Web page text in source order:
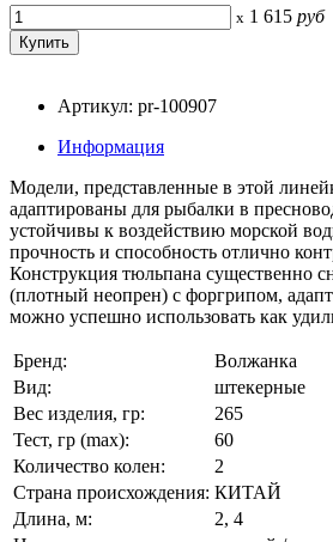
x 1 615 руб
Артикул: pr-100907
Информация
Модели, представленные в этой
адаптированы для рыбалки в
устойчивы к воздействию морской
прочность и способность отлично
Конструкция тюльпана существенно
(плотный неопрен) с форгрипом,
можно успешно использовать как
Бренд:
Волжанка
Вид:
штекерные
Вес изделия, гр:
265
Тест, гр (max):
60
Количество колен:
2
Страна происхождения: КИТАЙ
Длина, м:
2, 4